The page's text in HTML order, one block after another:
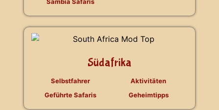
Sambia Safaris
Südafrika
Selbstfahrer
Geführte Safaris
Aktivitäten
Geheimtipps